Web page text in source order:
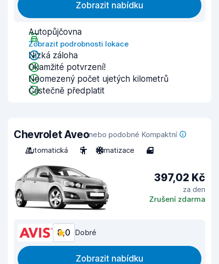
Zobrazit nabídku
Autopůjčovna
Zobrazit podrobnosti lokace
Nízká záloha
Okamžité potvrzení!
Neomezený počet ujetých kilometrů
Částečně předplatit
Chevrolet Aveonebo podobné Kompaktní
Automatická
5 Klimatizace 4
397,02 Kč
za den
Zrušení zdarma
8,0 Dobré
Zobrazit nabídku